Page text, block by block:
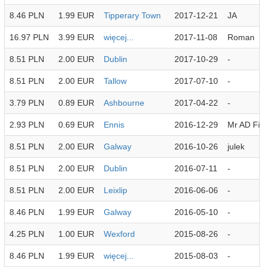
8.46 PLN 1.99 EUR Tipperary Town 2017-12-21 JA
16.97 PLN 3.99 EUR więcej... 2017-11-08 Roman
8.51 PLN 2.00 EUR Dublin 2017-10-29 -
8.51 PLN 2.00 EUR Tallow 2017-07-10 -
3.79 PLN 0.89 EUR Ashbourne 2017-04-22 -
2.93 PLN 0.69 EUR Ennis 2016-12-29 Mr AD
8.51 PLN 2.00 EUR Galway 2016-10-26 julek
8.51 PLN 2.00 EUR Dublin 2016-07-11 -
8.51 PLN 2.00 EUR Leixlip 2016-06-06 -
8.46 PLN 1.99 EUR Galway 2016-05-10 -
4.25 PLN 1.00 EUR Wexford 2015-08-26 -
8.46 PLN 1.99 EUR więcej... 2015-08-03 -